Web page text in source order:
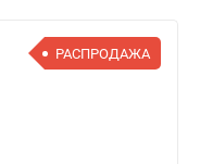
РАСПРОДАЖА